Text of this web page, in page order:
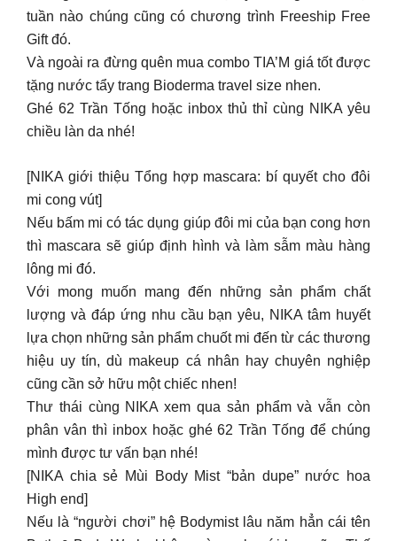
chiều làn da nhé!
[NIKA giới thiệu Tổng hợp mascara: bí quyết cho đôi
mi cong vút]
Nếu bấm mi có tác dụng giúp đôi mi của bạn cong hơn
thì mascara sẽ giúp định hình và làm sẫm màu hàng
Với mong muốn mang đến những sản phẩm chất
lượng và đáp ứng nhu cầu bạn yêu, NIKA tâm huyết
lựa chọn những sản phẩm chuốt mi đến từ các thương
hiệu uy tín, dù makeup cá nhân hay chuyên nghiệp
cũng cần sở hữu một chiếc nhen!
Thư thái cùng NIKA xem qua sản phẩm và vẫn còn
phân vân thì inbox hoặc ghé 62 Trần Tống để chúng
mình được tư vấn bạn nhé!
[NIKA chia sẻ Mùi Body Mist “bản dupe” nước hoa
High end]
Nếu là “người chơi” hệ Bodymist lâu năm hẳn cái tên
Bath & Body Works không còn xa lạ với bạn nữa. Thế
nhưng bạn có biết những chai Body Mist BBW còn
được yêu thích vì là “bản dupe” của một số dòng nước
hoa nổi tiếng chưa?
Cùng NIKA tìm bản dupe hoàn hảo nào phù hợp cho